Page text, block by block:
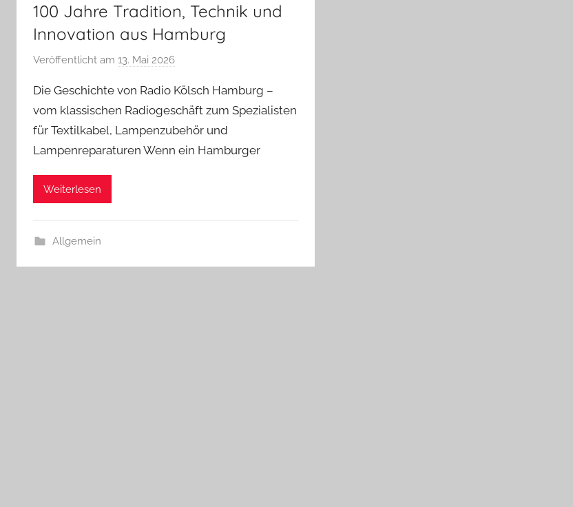
100 Jahre Tradition, Technik und
Innovation aus Hamburg
Veröffentlicht am 13. Mai 2026
n
A
n
d
Die Geschichte von Radio Kölsch Hamburg –
vom klassischen Radiogeschäft zum Spezialisten
für Textilkabel, Lampenzubehör und
Lampenreparaturen Wenn ein Hamburger
Weiterlesen
Allgemein